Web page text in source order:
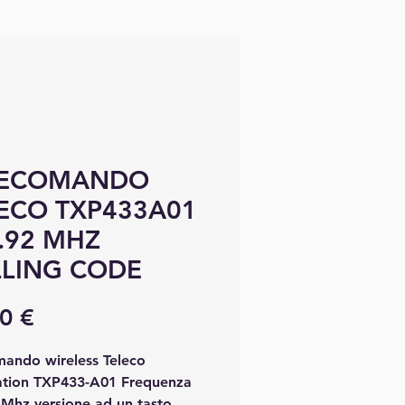
TXP433A01
MHZ
CODE
€
wireless Teleco
TXP433-A01 Frequenza